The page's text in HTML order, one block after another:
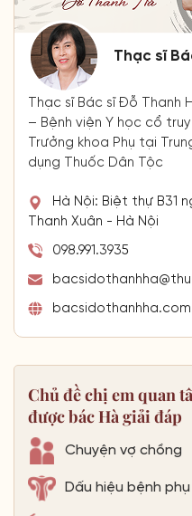
Thạc sĩ
Thạc sĩ Bác sĩ Đỗ Thanh
– Bệnh viện Y học cổ
Trưởng khoa Phụ tại
dụng Thuốc Dân Tộc
Hà Nội: Biệt thự B31
Thanh Xuân - Hà Nội
098.991.3935
bacsidothanhha.com
Chủ đề chị em quan
được bác Hà giải đáp
Chuyện vợ chồng
Dấu hiệu bệnh